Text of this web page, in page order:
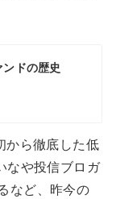
ドの歴史
から徹底した低
なや投信ブロガ
など、昨今の